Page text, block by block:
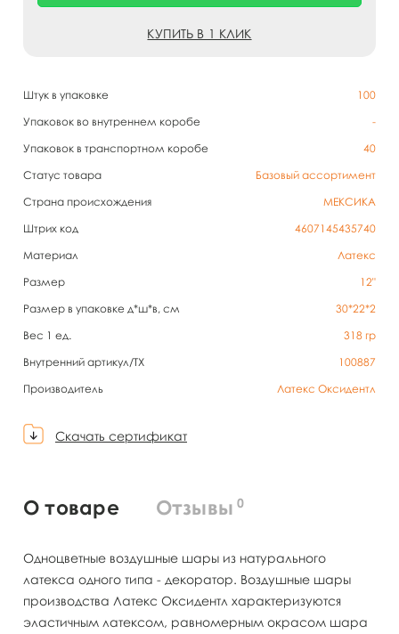
Штук в упаковке
100
Упаковок во внутреннем коробе
-
Упаковок в транспортном коробе
40
Статус товара
Базовый ассортимент
Страна происхождения
МЕКСИКА
Штрих код
4607145435740
Материал
Латекс
Размер
12"
Размер в упаковке д*ш*в, см
30*22*2
Вес 1 ед.
318 гр
Внутренний артикул/TX
100887
Производитель
Латекс Оксидентл
Скачать сертификат
КУПИТЬ В 1 КЛИК
О товаре Отзывы 0
Одноцветные воздушные шары из натурального
латекса одного типа - декоратор. Воздушные шары
производства Латекс Оксидентл характеризуются
эластичным латексом, равномерным окрасом шара